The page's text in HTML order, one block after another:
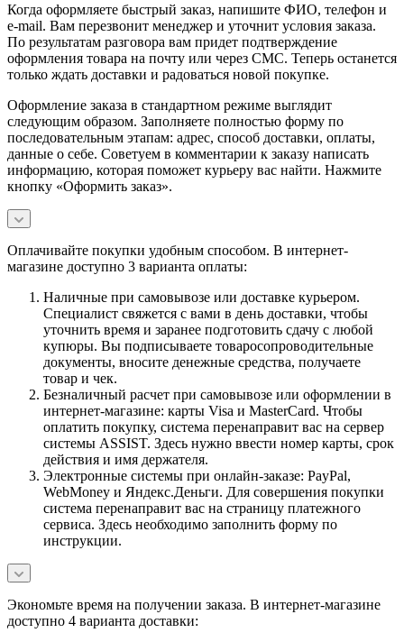
Когда оформляете быстрый заказ, напишите ФИО, телефон и
e-mail. Вам перезвонит менеджер и уточнит условия заказа.
По результатам разговора вам придет подтверждение
оформления товара на почту или через СМС. Теперь останется
только ждать доставки и радоваться новой покупке.
Оформление заказа в стандартном режиме выглядит
следующим образом. Заполняете полностью форму по
последовательным этапам: адрес, способ доставки, оплаты,
данные о себе. Советуем в комментарии к заказу написать
информацию, которая поможет курьеру вас найти. Нажмите
кнопку «Оформить заказ».
Оплачивайте покупки удобным способом. В интернет-
магазине доступно 3 варианта оплаты:
Наличные при самовывозе или доставке курьером.
Специалист свяжется с вами в день доставки, чтобы
уточнить время и заранее подготовить сдачу с любой
купюры. Вы подписываете товаросопроводительные
документы, вносите денежные средства, получаете
товар и чек.
Безналичный расчет при самовывозе или оформлении в
интернет-магазине: карты Visa и MasterCard. Чтобы
оплатить покупку, система перенаправит вас на сервер
системы ASSIST. Здесь нужно ввести номер карты, срок
действия и имя держателя.
Электронные системы при онлайн-заказе: PayPal,
WebMoney и Яндекс.Деньги. Для совершения покупки
система перенаправит вас на страницу платежного
сервиса. Здесь необходимо заполнить форму по
инструкции.
Экономьте время на получении заказа. В интернет-магазине
доступно 4 варианта доставки: